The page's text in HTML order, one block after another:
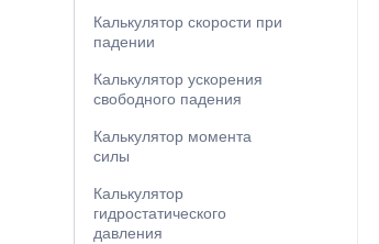
Калькулятор скорости при
падении
Калькулятор ускорения
свободного падения
Калькулятор момента
силы
Калькулятор
гидростатического
давления